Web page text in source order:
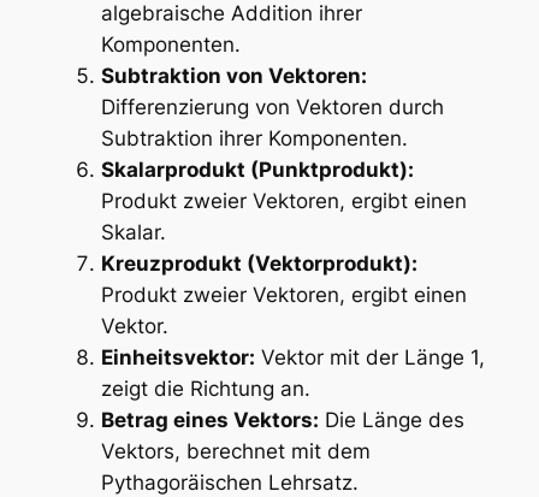
algebraische Addition ihrer
Komponenten.
Subtraktion von Vektoren:
Differenzierung von Vektoren durch
Subtraktion ihrer Komponenten.
Skalarprodukt (Punktprodukt):
Produkt zweier Vektoren, ergibt einen
Skalar.
Kreuzprodukt (Vektorprodukt):
Produkt zweier Vektoren, ergibt einen
Vektor.
Einheitsvektor: Vektor mit der Länge 1,
zeigt die Richtung an.
Betrag eines Vektors: Die Länge des
Vektors, berechnet mit dem
Pythagoräischen Lehrsatz.